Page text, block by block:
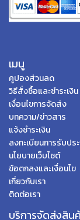
เมนู
คูปองส่วนลด
วิธีสั่งซื้อและชำระเงิน
เงื่อนไขการจัดส่ง
บทความ/ข่าวสาร
แจ้งชำระเงิน
ลงทะเบียนการรับปร
นโยบายเว็บไซต์
ข้อตกลงและเงื่อนไข
เกี่ยวกับเรา
ติดต่อเรา
บริการจัดส่งสิน